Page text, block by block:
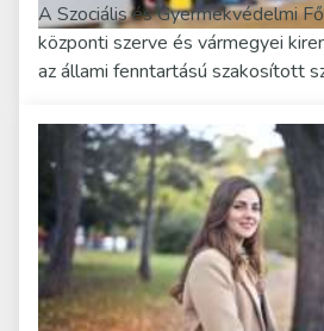
A Szociális és Gyermekvédelmi
központi szerve és vármegyei
az állami fenntartású szakosított